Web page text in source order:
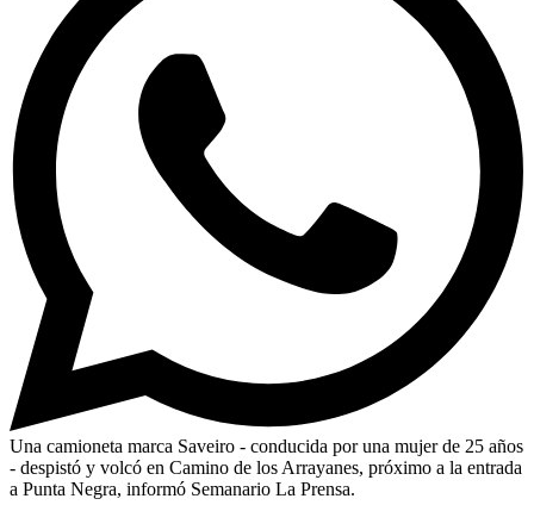
Una camioneta marca Saveiro - conducida por una mujer de 25 años
- despistó y volcó en Camino de los Arrayanes, próximo a la entrada
a Punta Negra, informó Semanario La Prensa.